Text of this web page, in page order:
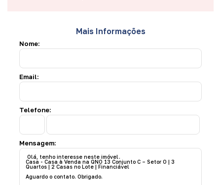
Mais Informações
Nome:
Email:
Telefone:
Mensagem: